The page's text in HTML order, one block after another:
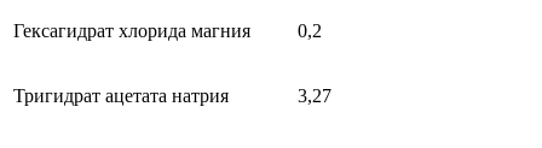
Гексагидрат хлорида магния 0,2
Тригидрат ацетата натрия 3,27